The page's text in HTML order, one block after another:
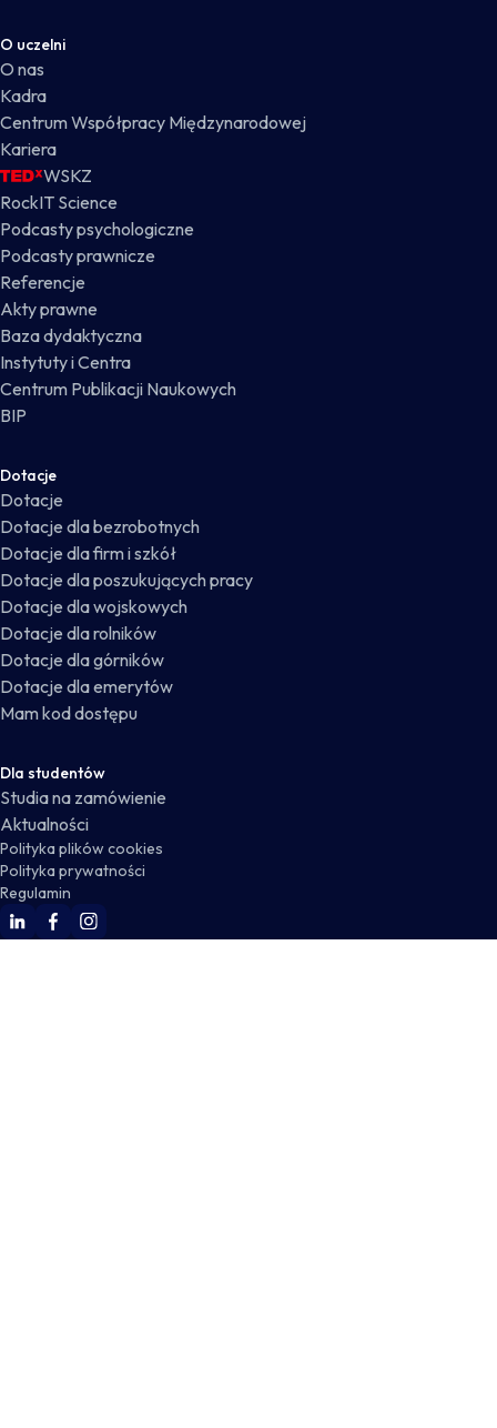
O uczelni
O nas
Kadra
Centrum Współpracy Międzynarodowej
Kariera
WSKZ
RockIT Science
Podcasty psychologiczne
Podcasty prawnicze
Referencje
Akty prawne
Baza dydaktyczna
Instytuty i Centra
Centrum Publikacji Naukowych
BIP
Dotacje
Dotacje
Dotacje dla bezrobotnych
Dotacje dla firm i szkół
Dotacje dla poszukujących pracy
Dotacje dla wojskowych
Dotacje dla rolników
Dotacje dla górników
Dotacje dla emerytów
Mam kod dostępu
Dla studentów
Studia na zamówienie
Aktualności
Polityka plików cookies
Polityka prywatności
Regulamin
WSKZ Linkedin
WSKZ Facebook
WSKZ Instagram